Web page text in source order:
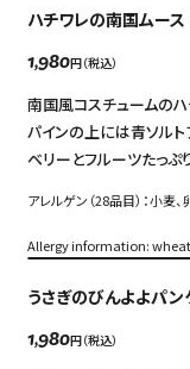
ハチワレの南国ムース
1,980円（税込）
南国風コスチュームのハ
パインの上には青ソルト
ベリーとフルーツたっぷ
アレルゲン（28品目）：小麦
Allergy information:
うさぎのびんよよパン
1,980円（税込）